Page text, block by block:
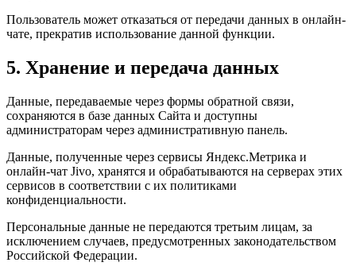
Пользователь может отказаться от передачи данных в онлайн-
чате, прекратив использование данной функции.
5. Хранение и передача данных
Данные, передаваемые через формы обратной связи,
сохраняются в базе данных Сайта и доступны
администраторам через административную панель.
Данные, полученные через сервисы Яндекс.Метрика и
онлайн-чат Jivo, хранятся и обрабатываются на серверах этих
сервисов в соответствии с их политиками
конфиденциальности.
Персональные данные не передаются третьим лицам, за
исключением случаев, предусмотренных законодательством
Российской Федерации.